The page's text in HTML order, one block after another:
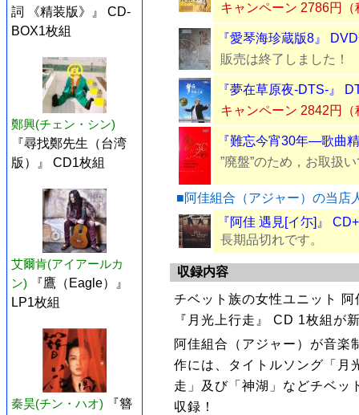
詞 《精装版》』 CD-
BOX1枚組
鄭興(チェン・シン)
『尋找鄭先生（台湾
版）』 CD1枚組
艾爾肯(アイアールカ
ン)
『鷹（Eagle）』
LP1枚組
秦昊(チン・ハオ)
『簪
キャンペーン 2786円（
『愛琴海珍蔵版8』
販売は終了しました！
『夢在草原夜-DTS-』
キャンペーン 2842円（
『難忘今宵30年—歌曲
”廃盤”のため，お取扱
■阿佳組合（アジャー）の当店
『阿佳 遇見[イ尓]』
長期品切れです。
収録内容
チベット族の女性ユニット
『月光上行走』 CD 1枚組が
阿佳組合（アジャー）が音楽
作には、タイトルソング「月
走」及び「神湖」などチベッ
収録！